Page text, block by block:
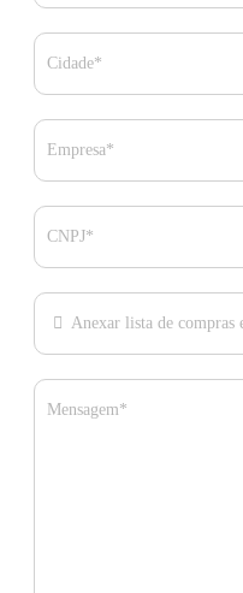
Cidade*
Empresa*
CNPJ*
Anexar lista de
Mensagem*